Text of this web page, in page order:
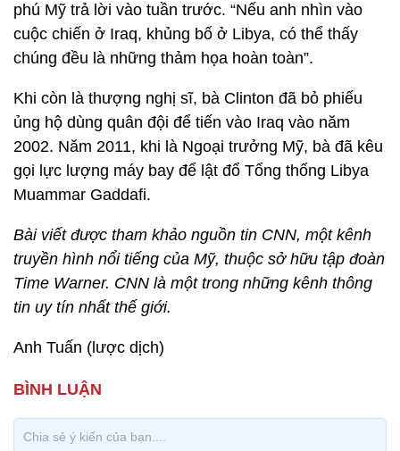
phú Mỹ trả lời vào tuần trước. “Nếu anh nhìn vào
cuộc chiến ở Iraq, khủng bố ở Libya, có thể thấy
chúng đều là những thảm họa hoàn toàn”.
Khi còn là thượng nghị sĩ, bà Clinton đã bỏ phiếu
ủng hộ dùng quân đội để tiến vào Iraq vào năm
2002. Năm 2011, khi là Ngoại trưởng Mỹ, bà đã kêu
gọi lực lượng máy bay để lật đổ Tổng thống Libya
Muammar Gaddafi.
Bài viết được tham khảo nguồn tin CNN, một kênh
truyền hình nổi tiếng của Mỹ, thuộc sở hữu tập đoàn
Time Warner. CNN là một trong những kênh thông
tin uy tín nhất thế giới.
Anh Tuấn (lược dịch)